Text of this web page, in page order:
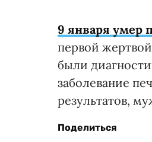
9 января умер
первой
были
заболевание
результатов,
Поделиться